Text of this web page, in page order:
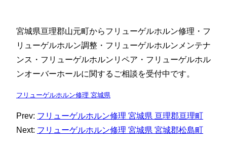
宮城県亘理郡山元町からフリューゲルホルン修理・フ
リューゲルホルン調整・フリューゲルホルンメンテナ
ンス・フリューゲルホルンリペア・フリューゲルホル
ンオーバーホールに関するご相談を受付中です。
フリューゲルホルン修理 宮城県
Prev: フリューゲルホルン修理 宮城県 亘理郡亘理町
Next: フリューゲルホルン修理 宮城県 宮城郡松島町